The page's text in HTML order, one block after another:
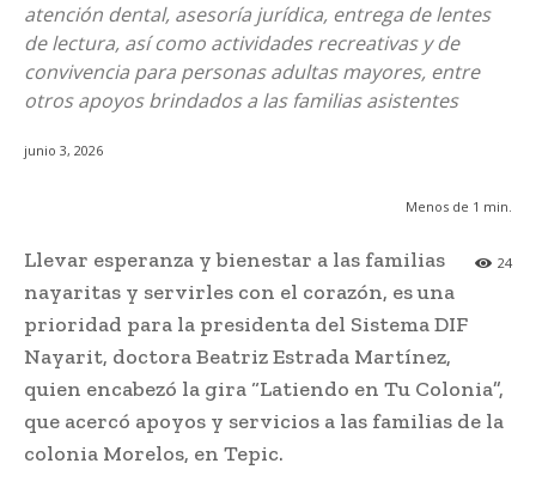
atención dental, asesoría jurídica, entrega de lentes
de lectura, así como actividades recreativas y de
convivencia para personas adultas mayores, entre
otros apoyos brindados a las familias asistentes
junio 3, 2026
Menos de 1 min.
24
Llevar esperanza y bienestar a las familias
nayaritas y servirles con el corazón, es una
prioridad para la presidenta del Sistema DIF
Nayarit, doctora Beatriz Estrada Martínez,
quien encabezó la gira “Latiendo en Tu Colonia”,
que acercó apoyos y servicios a las familias de la
colonia Morelos, en Tepic.